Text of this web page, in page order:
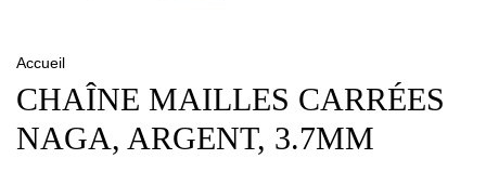
Accueil
CHAÎNE MAILLES CARRÉES
NAGA, ARGENT, 3.7MM